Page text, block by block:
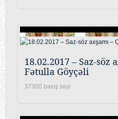
18.02.2017 – Saz-söz
Fətulla Göyçəli
37300 baxış sayı